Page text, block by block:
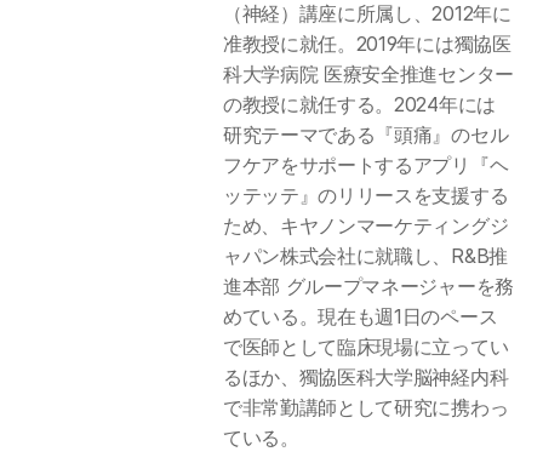
（神経）講座に所属し、2012年に
准教授に就任。2019年には獨協医
科大学病院 医療安全推進センター
の教授に就任する。2024年には
研究テーマである『頭痛』のセル
フケアをサポートするアプリ『ヘ
ッテッテ』のリリースを支援する
ため、キヤノンマーケティングジ
ャパン株式会社に就職し、R&B推
進本部 グループマネージャーを務
めている。現在も週1日のペース
で医師として臨床現場に立ってい
るほか、獨協医科大学脳神経内科
で非常勤講師として研究に携わっ
ている。